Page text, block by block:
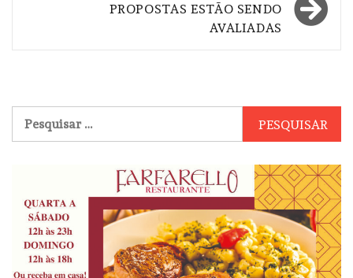
PROPOSTAS ESTÃO SENDO
AVALIADAS
por: